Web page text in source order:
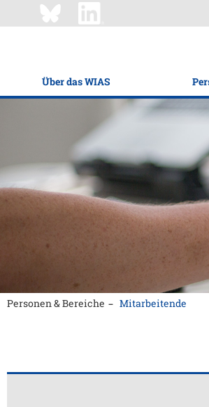
Über das WIAS
Personen & Bereiche Mitarbeitende